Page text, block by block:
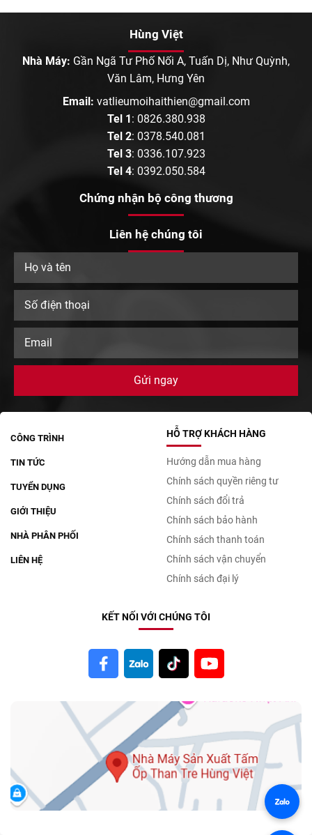
Hùng Việt
Nhà Máy: Gần Ngã Tư Phố Nối A, Tuấn Dị, Như Quỳnh,
Văn Lâm, Hưng Yên
Email: vatlieumoihaithien@gmail.com
Tel 1: 0826.380.938
Tel 2: 0378.540.081
Tel 3: 0336.107.923
Tel 4: 0392.050.584
Chứng nhận bộ công thương
Liên hệ chúng tôi
CÔNG TRÌNH
TIN TỨC
TUYỂN DỤNG
GIỚI THIỆU
NHÀ PHÂN PHỐI
LIÊN HỆ
HỖ TRỢ KHÁCH HÀNG
Hướng dẫn mua hàng
Chính sách quyền riêng tư
Chính sách đổi trả
Chính sách bảo hành
Chính sách thanh toán
Chính sách vận chuyển
Chính sách đại lý
KẾT NỐI VỚI CHÚNG TÔI